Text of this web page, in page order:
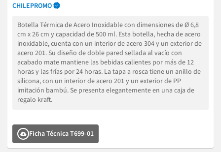
CHILEPROMO
Botella Térmica de Acero Inoxidable con dimensiones de Ø 6,8
cm x 26 cm y capacidad de 500 ml. Esta botella, hecha de acero
inoxidable, cuenta con un interior de acero 304 y un exterior de
acero 201. Su diseño de doble pared sellada al vacío con
acabado mate mantiene las bebidas calientes por más de 12
horas y las frías por 24 horas. La tapa a rosca tiene un anillo de
silicona, con un interior de acero 201 y un exterior de PP
imitación bambú. Se presenta elegantemente en una caja de
regalo kraft.
Ficha Técnica T699-01